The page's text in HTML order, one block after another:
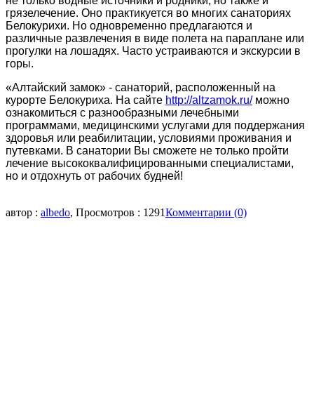
грязелечение. Оно практикуется во многих санаториях
Белокурихи. Но одновременно предлагаются и
различные развлечения в виде полета на параплане или
прогулки на лошадях. Часто устраиваются и экскурсии в
горы.
«Алтайский замок» - санаторий, расположенный на
курорте Белокуриха. На сайте http://altzamok.ru/можно
ознакомиться с разнообразными лечебными
программами, медицинскими услугами для поддержания
здоровья или реабилитации, условиями проживания и
путевками. В санатории Вы сможете не только пройти
лечение высококвалифицированными специалистами,
но и отдохнуть от рабочих будней!
автор : albedo, Просмотров : 1291Комментарии (0)